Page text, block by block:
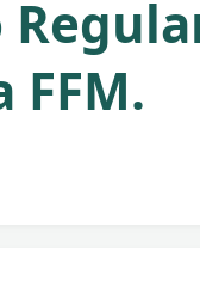
FFM.